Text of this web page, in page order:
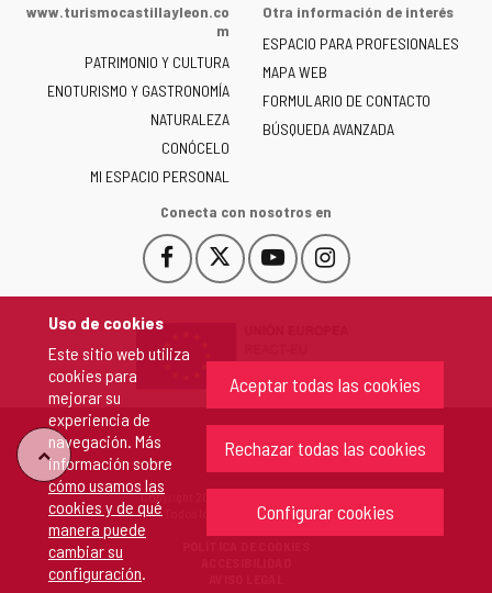
Uso de cookies
Este sitio web utiliza
cookies para
mejorar su
experiencia de
navegación. Más
información sobre
cómo usamos las
cookies y de qué
manera puede
cambiar su
configuración.
Aceptar todas las cookies
Rechazar todas las cookies
Configurar cookies
la
de
Castilla
y
León
-
www.turismocastillayleon.co
m
PATRIMONIO Y CULTURA
ENOTURISMO Y GASTRONOMÍA
NATURALEZA
CONÓCELO
MI ESPACIO PERSONAL
Otra información de interés
ESPACIO PARA PROFESIONALES
MAPA WEB
FORMULARIO DE CONTACTO
BÚSQUEDA AVANZADA
Conecta con nosotros en
Facebook
Este
enlace
en
nueva.
Este
enlace
una
ventana
nueva.
YouTube
Este
enlace
una
ventana
nueva.
Instagram
Este
enlace
una
ventana
nueva.
"Volver
arriba"
Copyright 2026 - Junta de Castilla y León
Todos los derechos reservados.